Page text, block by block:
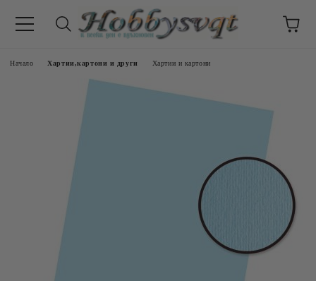
Начало Хартии,картони и други Хартии и картони